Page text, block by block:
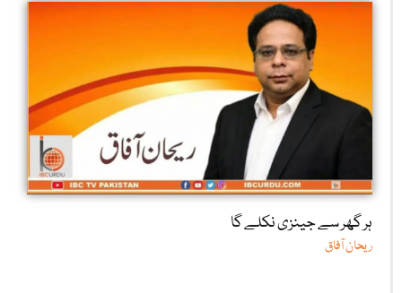
ہر گھر سے جینزی نکلے گا
ریحان آفاق